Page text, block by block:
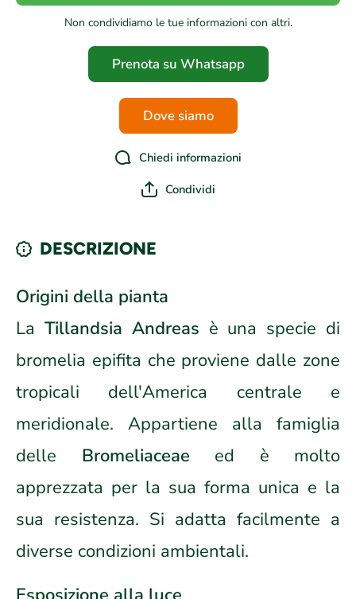
Non condividiamo le tue informazioni con altri.
Prenota su Whatsapp
Dove siamo
Chiedi informazioni
Condividi
DESCRIZIONE
Origini della pianta
La Tillandsia Andreas è una specie di
bromelia epifita che proviene dalle zone
tropicali dell'America centrale e
meridionale. Appartiene alla famiglia
delle Bromeliaceae ed è molto
apprezzata per la sua forma unica e la
sua resistenza. Si adatta facilmente a
diverse condizioni ambientali.